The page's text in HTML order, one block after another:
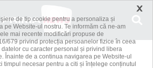
×
de tip cookie pentru a personaliza și
pe Website-ul nostru. Te informăm că ne-am
mai recente modificări propuse de
679 privind protecția persoanelor fizice în ceea
cu caracter personal și privind libera
Înainte de a continua navigarea pe Website-ul
timpul necesar pentru a citi și înțelege conținutul